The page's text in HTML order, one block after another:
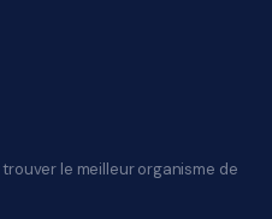
le meilleur organisme de